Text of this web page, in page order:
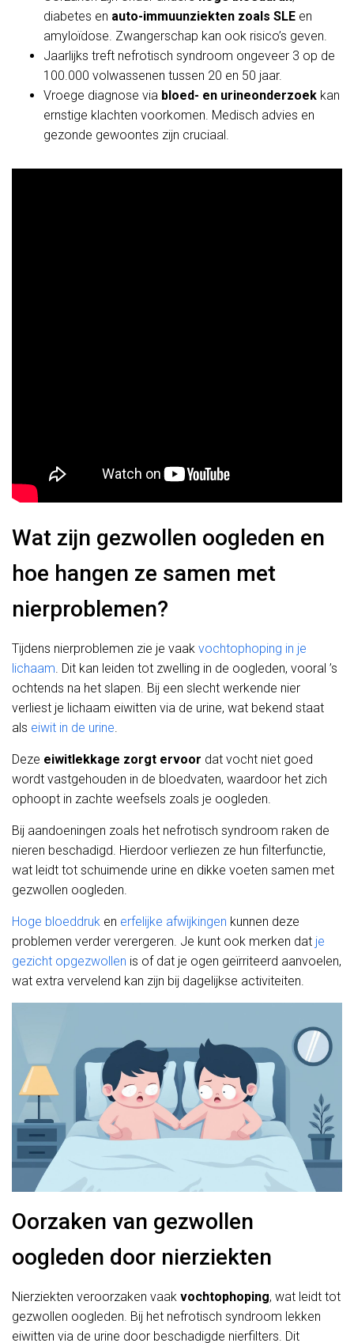
diabetes en auto-immuunziekten zoals SLE en
amyloïdose. Zwangerschap kan ook risico’s geven.
Jaarlijks treft nefrotisch syndroom ongeveer 3 op de
100.000 volwassenen tussen 20 en 50 jaar.
Vroege diagnose via bloed- en urineonderzoek kan
ernstige klachten voorkomen. Medisch advies en
gezonde gewoontes zijn cruciaal.
Wat zijn gezwollen oogleden en
hoe hangen ze samen met
nierproblemen?
Tijdens nierproblemen zie je vaak vochtophoping in je
lichaam. Dit kan leiden tot zwelling in de oogleden, vooral ’s
ochtends na het slapen. Bij een slecht werkende nier
verliest je lichaam eiwitten via de urine, wat bekend staat
als eiwit in de urine.
Deze eiwitlekkage zorgt ervoor dat vocht niet goed
wordt vastgehouden in de bloedvaten, waardoor het zich
ophoopt in zachte weefsels zoals je oogleden.
Bij aandoeningen zoals het nefrotisch syndroom raken de
nieren beschadigd. Hierdoor verliezen ze hun filterfunctie,
wat leidt tot schuimende urine en dikke voeten samen met
gezwollen oogleden.
Hoge bloeddruk en erfelijke afwijkingen kunnen deze
problemen verder verergeren. Je kunt ook merken dat je
gezicht opgezwollen is of dat je ogen geïrriteerd aanvoelen,
wat extra vervelend kan zijn bij dagelijkse activiteiten.
Oorzaken van gezwollen
oogleden door nierziekten
Nierziekten veroorzaken vaak vochtophoping, wat leidt tot
gezwollen oogleden. Bij het nefrotisch syndroom lekken
eiwitten via de urine door beschadigde nierfilters. Dit